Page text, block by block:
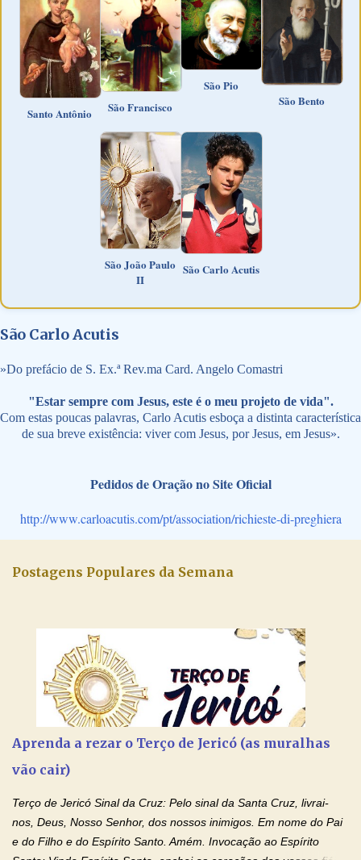
Santo Antônio São Francisco
São Pio
São Bento
São João Paulo
II
São Carlo Acutis
São Carlo Acutis
»Do prefácio de S. Ex.ª Rev.ma Card. Angelo Comastri
"Estar sempre com Jesus, este é o meu projeto de vida".
Com estas poucas palavras, Carlo Acutis esboça a distinta característica
de sua breve existência: viver com Jesus, por Jesus, em Jesus».
Pedidos de Oração no Site Oficial
http://www.carloacutis.com/pt/association/richieste-di-preghiera
Postagens Populares da Semana
Aprenda a rezar o Terço de Jericó (as muralhas
vão cair)
Terço de Jericó Sinal da Cruz: Pelo sinal da Santa Cruz, livrai-
nos, Deus, Nosso Senhor, dos nossos inimigos. Em nome do Pai
e do Filho e do Espírito Santo. Amém. Invocação ao Espírito